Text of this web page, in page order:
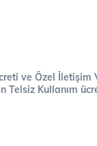
ve Özel İletişim
Kullanım